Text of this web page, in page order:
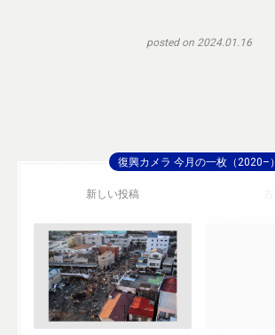
posted on 2024.01.16
復興カメラ 今月の一枚（2020–）
新しい投稿